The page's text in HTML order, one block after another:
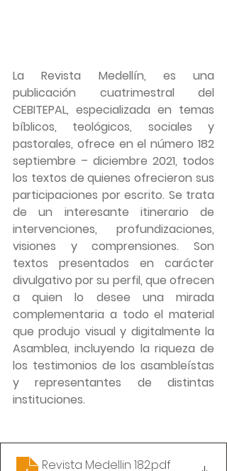
La Revista Medellín, es una
publicación cuatrimestral del
CEBITEPAL, especializada en temas
bíblicos, teológicos, sociales y
pastorales, ofrece en el número 182
septiembre – diciembre 2021, todos
los textos de quienes ofrecieron sus
participaciones por escrito. Se trata
de un interesante itinerario de
intervenciones, profundizaciones,
visiones y comprensiones. Son
textos presentados en carácter
divulgativo por su perfil, que ofrecen
a quien lo desee una mirada
complementaria a todo el material
que produjo visual y digitalmente la
Asamblea, incluyendo la riqueza de
los testimonios de los asambleístas
y representantes de distintas
instituciones.
Revista Medellin 182.pdf